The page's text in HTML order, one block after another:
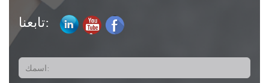
تابعنا:
اسمك: